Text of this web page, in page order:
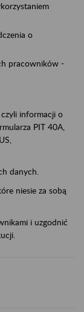
o
pracowników -
informacji o
PIT 40A,
danych.
niesie za sobą
i uzgodnić